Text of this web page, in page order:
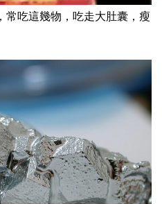
常吃這幾物，吃走大肚囊，瘦